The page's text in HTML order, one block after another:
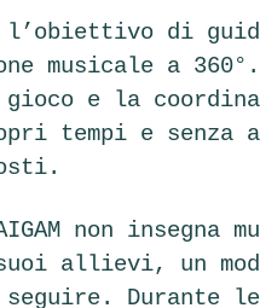
di
musicale a
e la
tempi e
non insegna
allievi, un
seguire. Durante